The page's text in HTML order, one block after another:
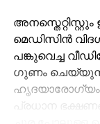
മെഡിസിന്‍
പങ്കുവെച്ച
ഗുണം ചെയ്യുന്ന
ഹൃദയാരോഗ്യം
പ്രധാന